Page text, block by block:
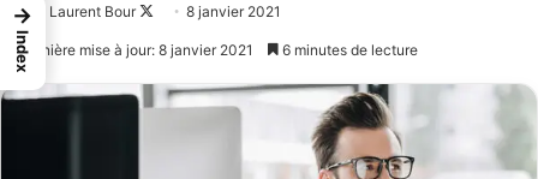
Laurent Bour
Follow8 janvier 2021
Dernière mise à jour: 8 janvier 2021 6 minutes de lecture
→
Index